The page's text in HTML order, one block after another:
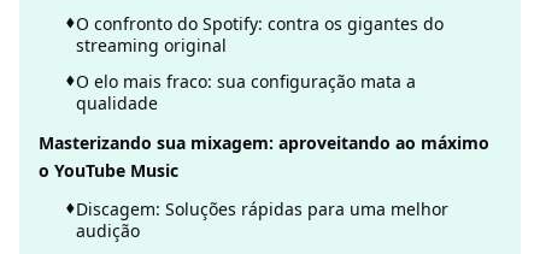
O confronto do Spotify: contra os gigantes do
streaming original
O elo mais fraco: sua configuração mata a
qualidade
Masterizando sua mixagem: aproveitando ao máximo
o YouTube Music
Discagem: Soluções rápidas para uma melhor
audição